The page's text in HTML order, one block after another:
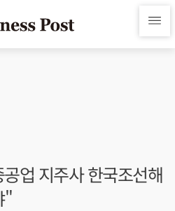
업 지주사 한국조선해
"